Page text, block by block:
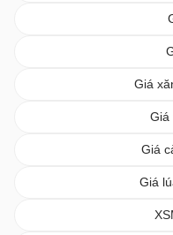
Giá
Giá
Giá
Giá